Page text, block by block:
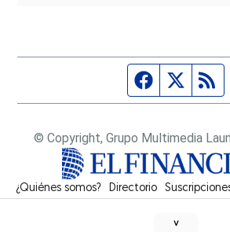
Página deFuente
© Copyright, Grupo Multimedia
¿Quiénes somos? Directorio
˅